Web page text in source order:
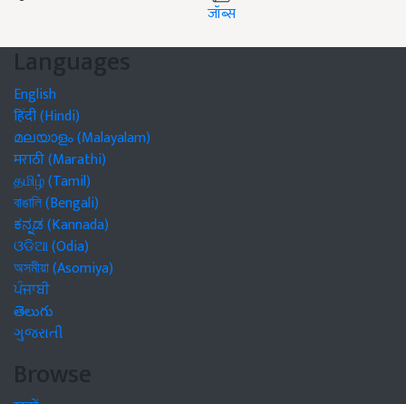
जॉब्स
Languages
English
हिंदी (Hindi)
മലയാളം (Malayalam)
मराठी (Marathi)
தமிழ் (Tamil)
বাঙালি (Bengali)
ಕನ್ನಡ (Kannada)
ଓଡିଆ (Odia)
অসমীয়া (Asomiya)
ਪੰਜਾਬੀ
తెలుగు
ગુજરાતી
Browse